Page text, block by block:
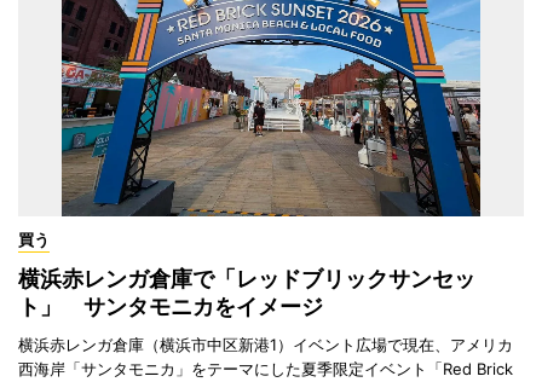
買う
横浜赤レンガ倉庫で「レッドブリックサンセッ
ト」 サンタモニカをイメージ
横浜赤レンガ倉庫（横浜市中区新港1）イベント広場で現在、アメリカ
西海岸「サンタモニカ」をテーマにした夏季限定イベント「Red Brick